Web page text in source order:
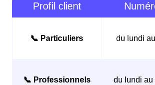
Profil client
📞 Particuliers
du lundi
📞 Professionnels
du lundi au